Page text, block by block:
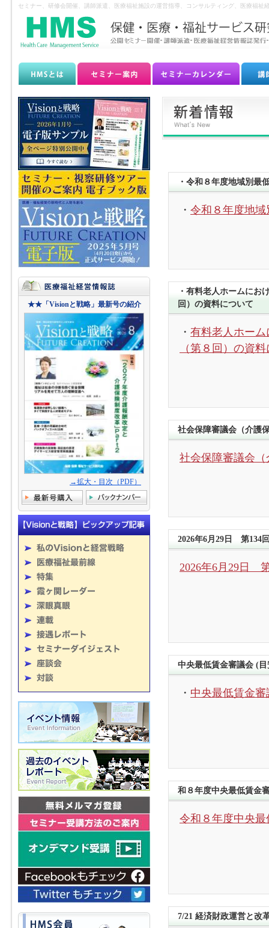
セミナー、研修会開催、講師派遣、医療福祉施設の運営指導、コンサルティング、医療福
★★「Visionと戦略」最新号の紹介
→拡大・目次（PDF）
・令和８年度地域別最
・ 令和８年度地
・有料老人ホームにお
回）の資料について
・ 有料老人ホー
（第８回）の資
社会保障審議会（介護
社会保障審議会
2026年6月29日 第134
2026年6月29日
中央最低賃金審議会 (
・ 中央最低賃金
和８年度中央最低賃金
令和８年度中央
7/21 経済財政運営と改